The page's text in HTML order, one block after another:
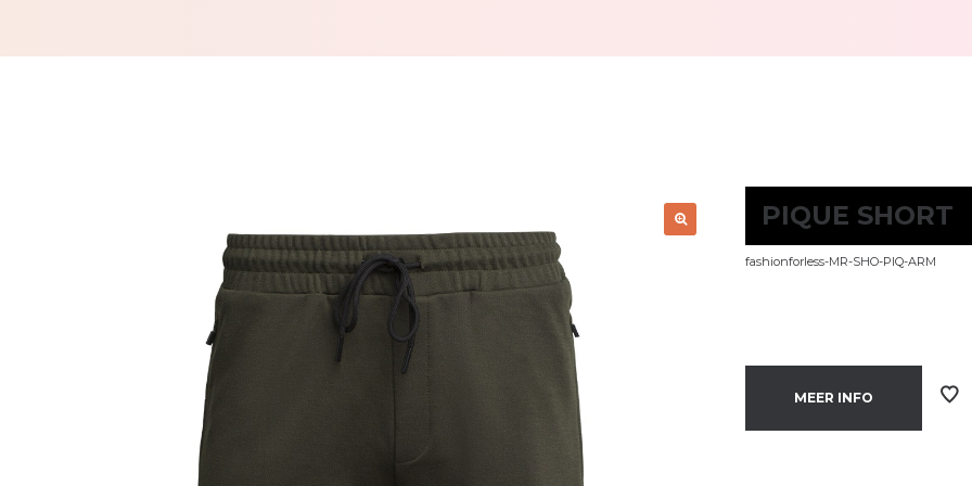
PIQUE SHORT
fashionforless-MR-SHO-PIQ-ARM
MEER INFO